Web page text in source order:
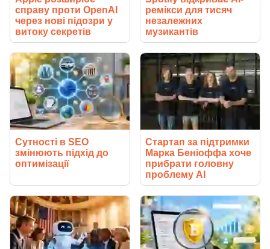
справу проти OpenAI
через нові підозри у
витоку секретів
ремікси для тисяч
незалежних
музикантів
Сутності в SEO
змінюють підхід до
оптимізації
Стартап за підтримки
Марка Беніоффа хоче
прибрати головну
проблему AI